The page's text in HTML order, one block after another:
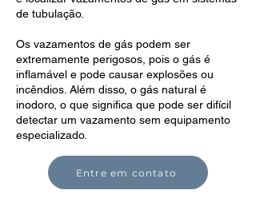
de tubulação.
Os vazamentos de gás podem ser
extremamente perigosos, pois o gás é
inflamável e pode causar explosões ou
incêndios. Além disso, o gás natural é
inodoro, o que significa que pode ser difícil
detectar um vazamento sem equipamento
especializado.
Entre em contato